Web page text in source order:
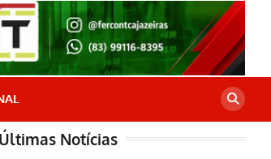
Últimas Notícias